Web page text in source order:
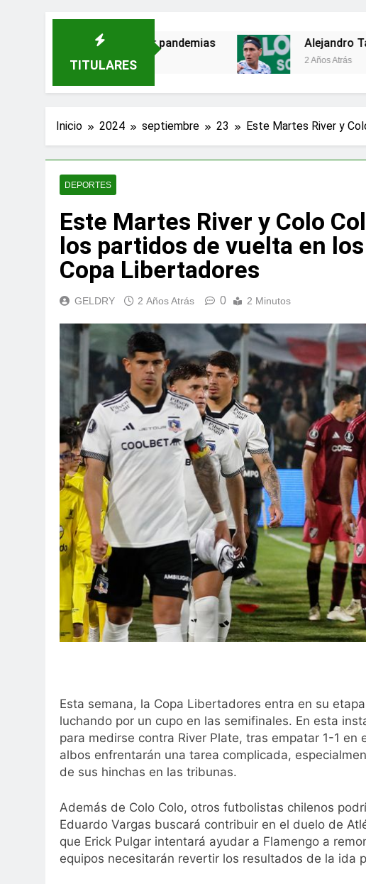
TITULARES
para evitar pandemias Alejandro Tabilo
2 Años Atrás
Inicio 2024 septiembre 23 Este Martes River y
DEPORTES
Este Martes River y Colo
los partidos de vuelta en
Copa Libertadores
GELDRY 2 Años Atrás 0 2 Minutos
Esta semana, la Copa Libertadores entra en su
luchando por un cupo en las semifinales. En esta
para medirse contra River Plate, tras empatar 1-1
albos enfrentarán una tarea complicada,
de sus hinchas en las tribunas.
Además de Colo Colo, otros futbolistas chilenos
Eduardo Vargas buscará contribuir en el duelo de
que Erick Pulgar intentará ayudar a Flamengo a
equipos necesitarán revertir los resultados de la ida